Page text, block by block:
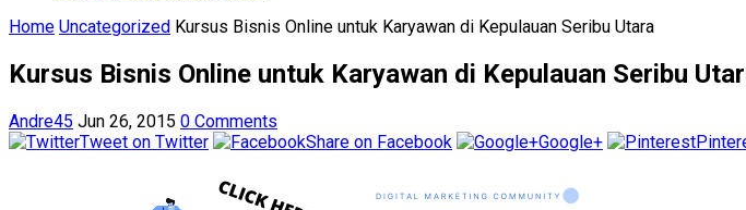
Home Uncategorized Kursus Bisnis Online untuk Karyawan di Kepulauan Seribu Utara
Kursus Bisnis Online untuk Karyawan di Kepulauan Seribu
Andre45 Jun 26, 2015 0 Comments
Tweet on Twitter
Share on Facebook Google+